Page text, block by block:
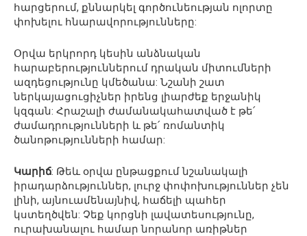
հարցերում, քննարկել գործունեության ոլորտը
փոխելու հնարավորությունները:
Օրվա երկրորդ կեսին անձնական
հարաբերություններում դրական միտումների
ազդեցությունը կմեծանա: Նշանի շատ
ներկայացուցիչներ իրենց լիարժեք երջանիկ
կզգան: Հրաշալի ժամանակահատված է թե՛
ժամադրությունների և թե՛ ռոմանտիկ
ծանոթությունների համար:
Կարիճ: Թեև օրվա ընթացքում նշանակալի
իրադարձություններ, լուրջ փոփոխություններ չեն
լինի, այնուամենայնիվ, հաճելի պահեր
կստեղծվեն: Չեք կորցնի լավատեսությունը,
ուրախանալու համար նորանոր առիթներ